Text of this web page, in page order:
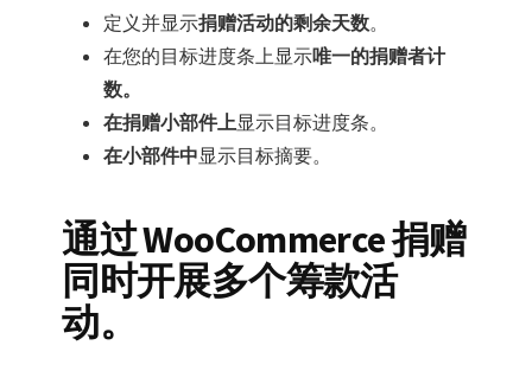
定义并显示捐赠活动的剩余天数。
在您的目标进度条上显示唯一的捐赠者计
数。
在捐赠小部件上显示目标进度条。
在小部件中显示目标摘要。
通过 WooCommerce 捐赠
同时开展多个筹款活
动。